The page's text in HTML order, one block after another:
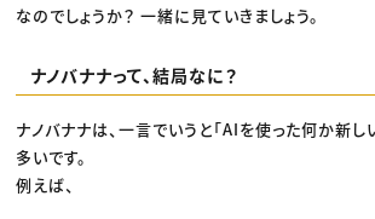
なのでしょうか？ 一緒に見ていきましょう。
ナノバナナって、結局なに？
ナノバナナは、一言でいうと「AIを使った何か新し
多いです。
例えば、